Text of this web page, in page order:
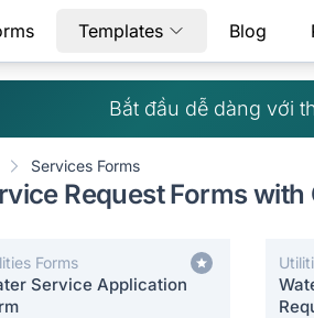
Templates Blog
Bắt đầu dễ dàng với
Services Forms
Request Forms with
Forms
Service Application